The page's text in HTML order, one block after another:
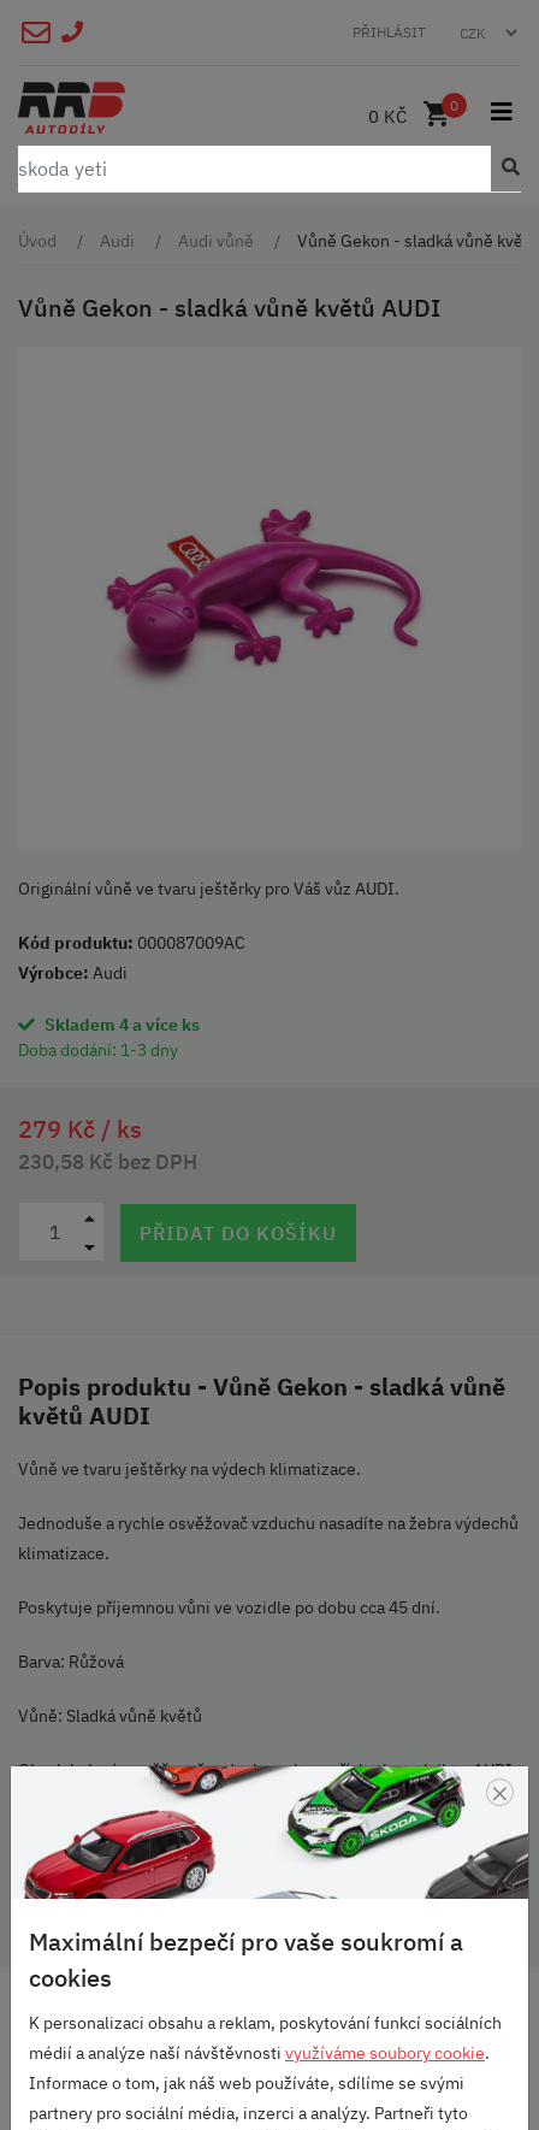
PŘIHLÁSIT
0 KČ 0
Úvod Audi Audi vůně Vůně Gekon - sladká vůně
Vůně Gekon - sladká vůně květů AUDI
Originální vůně ve tvaru ještěrky pro Váš vůz AUDI.
Kód produktu: 000087009AC
Výrobce: Audi
Skladem 4 a více ks
Doba dodání: 1-3 dny
279 Kč / ks
230,58 Kč bez DPH
PŘIDAT DO KOŠÍKU
Popis produktu - Vůně Gekon - sladká vůně
květů AUDI
Vůně ve tvaru ještěrky na výdech klimatizace.
Jednoduše a rychle osvěžovač vzduchu nasadíte na žebra výdechů
klimatizace.
Poskytuje příjemnou vůni ve vozidle po dobu cca 45 dní.
Barva: Růžová
Vůně: Sladká vůně květů
Obsah balení: osvěžovač vzduchu gekon, příchytka s vlajkou AUDI
Nevystavujte teplotám vyšším než 85 stupňů Celsia.
Audi Originální příslušenství
DOPRAVA ZDARMA
VELKÝ VÝBĚR
ZNAČEK
×
Maximální bezpečí pro vaše soukromí a
cookies
K personalizaci obsahu a reklam, poskytování funkcí sociálních
médií a analýze naší návštěvnosti využíváme soubory cookie.
Informace o tom, jak náš web používáte, sdílíme se svými
partnery pro sociální média, inzerci a analýzy. Partneři tyto